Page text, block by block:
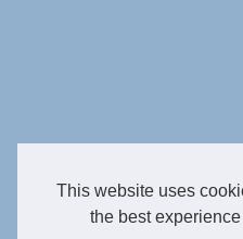
This website uses
the best